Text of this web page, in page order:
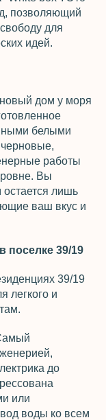
позволяющий
для
идей.
новый дом у моря
белыми
работы
Вы
остается лишь
ваш вкус и
поселке 39/19
39/19
легкого и
до
или
воды ко всем